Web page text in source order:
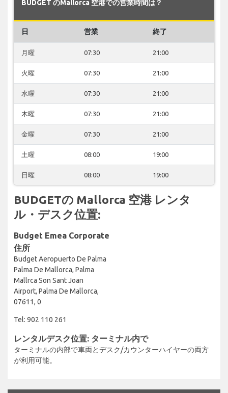
BUDGET のMallorca 空港での営業時間は？
日 営業 終了
月曜 07:30 21:00
火曜 07:30 21:00
水曜 07:30 21:00
木曜 07:30 21:00
金曜 07:30 21:00
土曜 08:00 19:00
日曜 08:00 19:00
BUDGETの Mallorca 空港 レンタ
ル・デスク位置:
Budget Emea Corporate
住所
Budget Aeropuerto De Palma
Palma De Mallorca, Palma
Mallrca Son Sant Joan
Airport, Palma De Mallorca,
07611, 0
Tel: 902 110 261
レンタルデスク位置: ターミナル内で
ターミナルの内部で車両とデスク/カウンターハイヤーの両方
が利用可能。